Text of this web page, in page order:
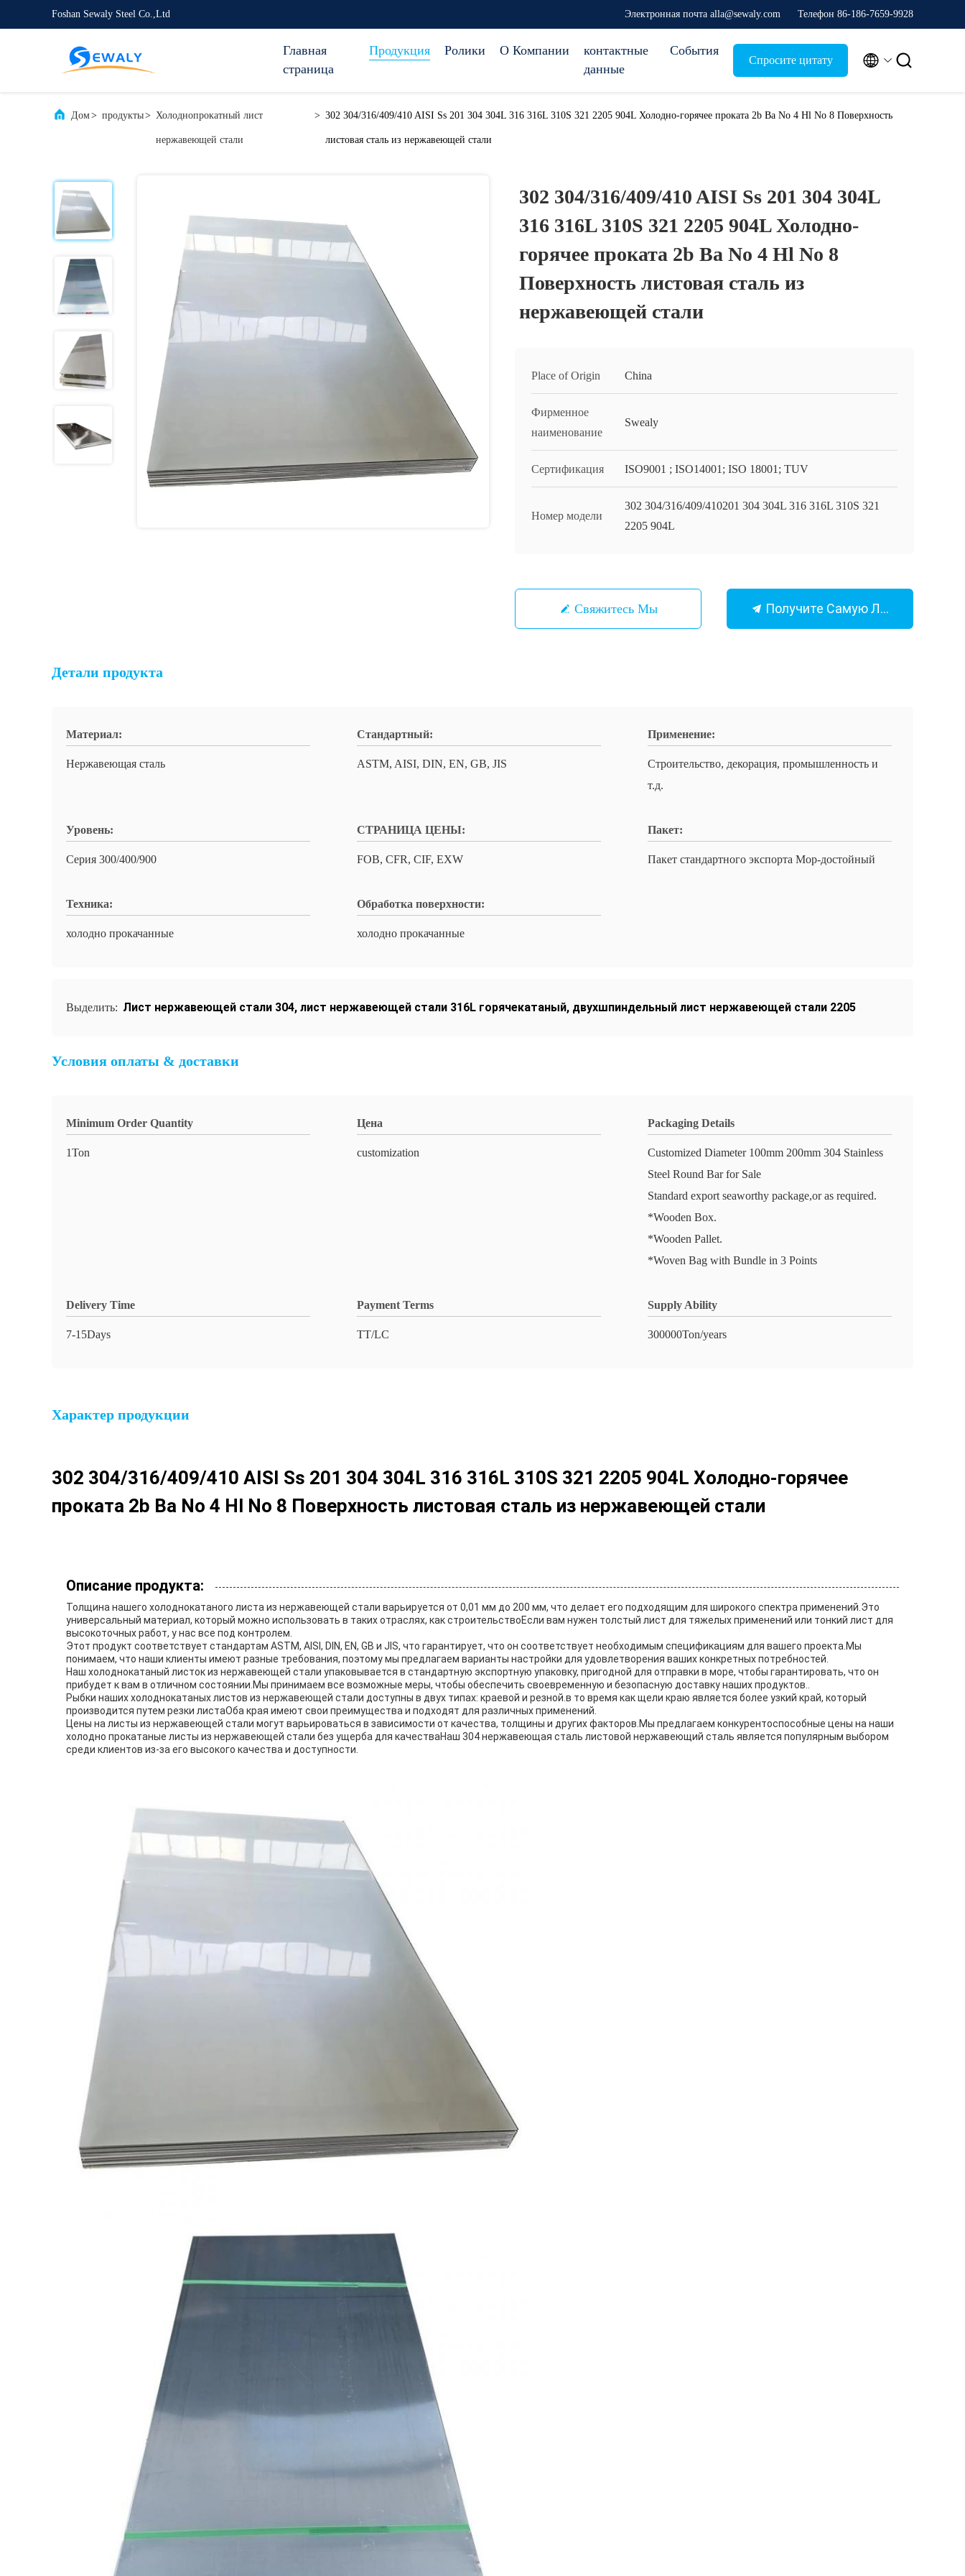
Foshan Sewaly Steel Co.,Ltd Электронная почта alla@sewaly.com Телефон 86-186-7659-9928
Главная
страница
Продукция Ролики О Компании
контактные
данные
События
Спросите цитату  
Дом> продукты> Холоднопрокатный лист
нержавеющей стали
> 302 304/316/409/410 AISI Ss 201 304 304L 316 316L 310S 321 2205 904L Холодно-горячее проката 2b Ba No 4 Hl No 8 Поверхность
листовая сталь из нержавеющей стали
302 304/316/409/410 AISI Ss 201 304 304L
316 316L 310S 321 2205 904L Холодно-
горячее проката 2b Ba No 4 Hl No 8
Поверхность листовая сталь из
нержавеющей стали
Place of Origin China
Фирменное
наименование
Swealy
Сертификация ISO9001 ; ISO14001; ISO 18001; TUV
Номер модели
302 304/316/409/410201 304 304L 316 316L 310S 321
2205 904L
Свяжитесь Мы Получите Самую Лучшую Цену
Детали продукта
Материал:
Нержавеющая сталь
Стандартный:
ASTM, AISI, DIN, EN, GB, JIS
Применение:
Строительство, декорация, промышленность и
т.д.
Уровень:
Серия 300/400/900
СТРАНИЦА ЦЕНЫ:
FOB, CFR, CIF, EXW
Пакет:
Пакет стандартного экспорта Мор-достойный
Техника:
холодно прокачанные
Обработка поверхности:
холодно прокачанные
Выделить: Лист нержавеющей стали 304, лист нержавеющей стали 316L горячекатаный, двухшпиндельный лист нержавеющей стали 2205
Условия оплаты & доставки
Minimum Order Quantity
1Ton
Цена
customization
Packaging Details
Customized Diameter 100mm 200mm 304 Stainless
Steel Round Bar for Sale
Standard export seaworthy package,or as required.
*Wooden Box.
*Wooden Pallet.
*Woven Bag with Bundle in 3 Points
Delivery Time
7-15Days
Payment Terms
TT/LC
Supply Ability
300000Ton/years
Характер продукции
302 304/316/409/410 AISI Ss 201 304 304L 316 316L 310S 321 2205 904L Холодно-горячее
проката 2b Ba No 4 Hl No 8 Поверхность листовая сталь из нержавеющей стали
Описание продукта:
Толщина нашего холоднокатаного листа из нержавеющей стали варьируется от 0,01 мм до 200 мм, что делает его подходящим для широкого спектра применений.Это
универсальный материал, который можно использовать в таких отраслях, как строительствоЕсли вам нужен толстый лист для тяжелых применений или тонкий лист для
высокоточных работ, у нас все под контролем.
Этот продукт соответствует стандартам ASTM, AISI, DIN, EN, GB и JIS, что гарантирует, что он соответствует необходимым спецификациям для вашего проекта.Мы
понимаем, что наши клиенты имеют разные требования, поэтому мы предлагаем варианты настройки для удовлетворения ваших конкретных потребностей.
Наш холоднокатаный листок из нержавеющей стали упаковывается в стандартную экспортную упаковку, пригодной для отправки в море, чтобы гарантировать, что он
прибудет к вам в отличном состоянии.Мы принимаем все возможные меры, чтобы обеспечить своевременную и безопасную доставку наших продуктов..
Рыбки наших холоднокатаных листов из нержавеющей стали доступны в двух типах: краевой и резной.в то время как щели краю является более узкий край, который
производится путем резки листаОба края имеют свои преимущества и подходят для различных применений.
Цены на листы из нержавеющей стали могут варьироваться в зависимости от качества, толщины и других факторов.Мы предлагаем конкурентоспособные цены на наши
холодно прокатаные листы из нержавеющей стали без ущерба для качестваНаш 304 нержавеющая сталь листовой нержавеющий сталь является популярным выбором
среди клиентов из-за его высокого качества и доступности.